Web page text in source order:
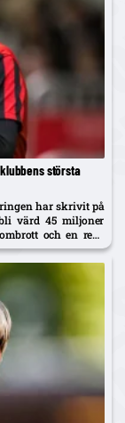
största
har skrivit på
värd 45 miljoner
och en resa